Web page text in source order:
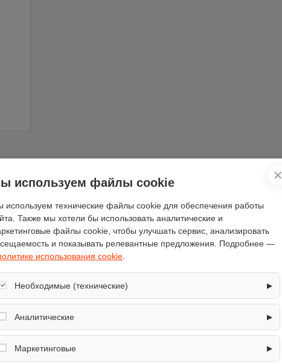
(0)
✕
используем файлы cookie
используем технические файлы cookie для обеспечения работы
Также мы хотели бы использовать аналитические и
файлы cookie, чтобы улучшать сервис, анализировать
и показывать релевантные предложения. Подробнее —
использования cookie
Необходимые (технические) ▶
корректную работу сайта: оформление заказа, корзина,
в личный кабинет. Без них основные функции могут быть
Аналитические ▶
обезличенную информацию о посещениях и использовании
(например, счётчики аналитики), помогают улучшать интерфейс и
Маркетинговые ▶